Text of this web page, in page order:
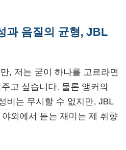
과 음질의 균형, JBL
, 저는 굳이 하나를 고르라면
고 싶습니다. 물론 앵커의
비는 무시할 수 없지만, JBL
외에서 듣는 재미는 제 취향